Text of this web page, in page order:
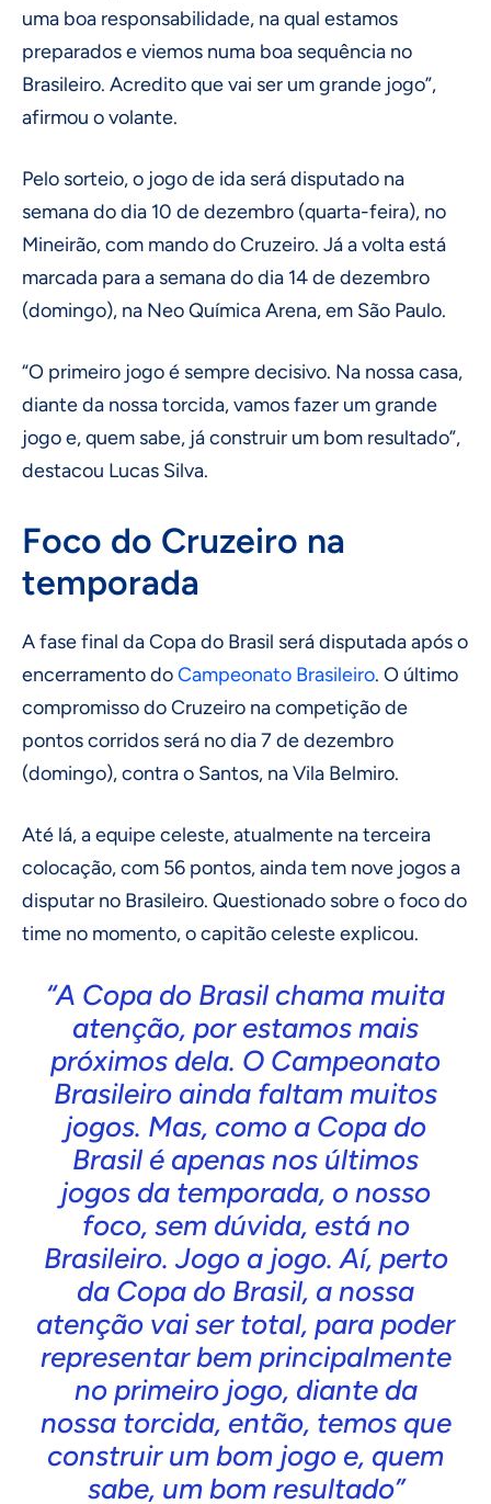
uma boa responsabilidade, na qual estamos
preparados e viemos numa boa sequência no
Brasileiro. Acredito que vai ser um grande jogo”,
afirmou o volante.
Pelo sorteio, o jogo de ida será disputado na
semana do dia 10 de dezembro (quarta-feira), no
Mineirão, com mando do Cruzeiro. Já a volta está
marcada para a semana do dia 14 de dezembro
(domingo), na Neo Química Arena, em São Paulo.
“O primeiro jogo é sempre decisivo. Na nossa casa,
diante da nossa torcida, vamos fazer um grande
jogo e, quem sabe, já construir um bom resultado”,
destacou Lucas Silva.
Foco do Cruzeiro na
temporada
A fase final da Copa do Brasil será disputada após o
encerramento doCampeonato Brasileiro. O último
compromisso do Cruzeiro na competição de
pontos corridos será no dia 7 de dezembro
(domingo), contra o Santos, na Vila Belmiro.
Até lá, a equipe celeste, atualmente na terceira
colocação, com 56 pontos, ainda tem nove jogos a
disputar no Brasileiro. Questionado sobre o foco do
time no momento, o capitão celeste explicou.
“A Copa do Brasil chama muita
atenção, por estamos mais
próximos dela. O Campeonato
Brasileiro ainda faltam muitos
jogos. Mas, como a Copa do
Brasil é apenas nos últimos
jogos da temporada, o nosso
foco, sem dúvida, está no
Brasileiro. Jogo a jogo. Aí, perto
da Copa do Brasil, a nossa
atenção vai ser total, para poder
representar bem principalmente
no primeiro jogo, diante da
nossa torcida, então, temos que
construir um bom jogo e, quem
sabe, um bom resultado”